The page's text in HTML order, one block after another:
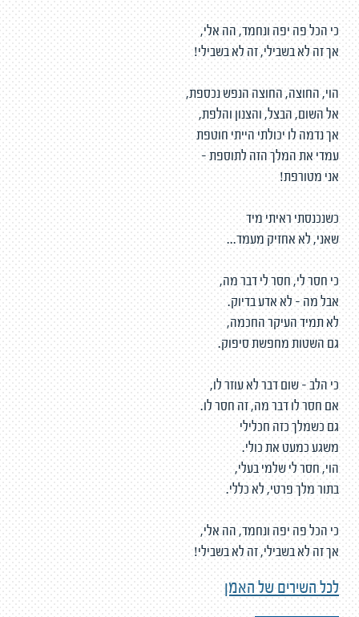
כי הכל פה יפה ונחמד, הה אלי,
אך זה לא בשבילי, זה לא בשבילי!
הוי, החוצה, החוצה הנפש נכספת,
אל השום, הבצל, והצנון והלפת,
אך נדמה לו יכולתי הייתי חוטפת
עמדי את המלך הזה לתוספת -
אני מטורפת!
כשנכנסתי ראיתי מיד
שאני, לא אחזיק מעמד...
כי חסר לי, חסר לי דבר מה,
אבל מה - לא אדע בדיוק.
לא תמיד העיקר החכמה,
גם השטות מחפשת סיפוק.
כי הלב - שום דבר לא עוזר לו,
אם חסר לו דבר מה, זה חסר לו.
גם כשמלך כזה חכלילי
משגע כמעט את כולי.
הוי, חסר לי שלמי בעלי,
בתור מלך פרטי, לא כללי.
כי הכל פה יפה ונחמד, הה אלי,
אך זה לא בשבילי, זה לא בשבילי!
לכל השירים של האמן